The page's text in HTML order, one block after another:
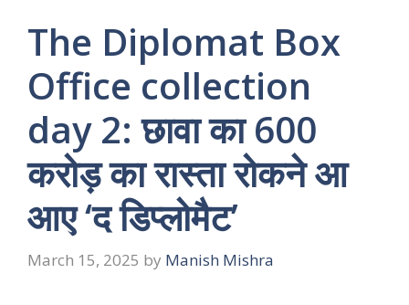
The Diplomat Box
Office collection
day 2: छावा का 600
करोड़ का रास्ता रोकने आ
आए ‘द डिप्लोमैट’
March 15, 2025 by Manish Mishra